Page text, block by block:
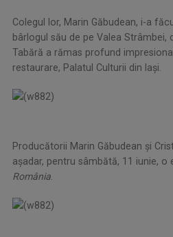
Colegul lor, Marin Găbudean, i-a
bârlogul său de pe Valea Strâmbei,
Tabără a rămas profund
restaurare, Palatul Culturii din Iaşi.
Producătorii Marin Găbudean şi
aşadar, pentru sâmbătă, 11 iunie, o
România